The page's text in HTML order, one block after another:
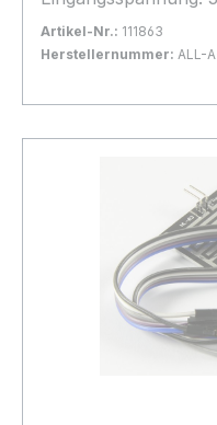
3A
max. 2,5A
Artikel-Nr.: 111863
Herstellernummer: ALL-
In den Warenkorb